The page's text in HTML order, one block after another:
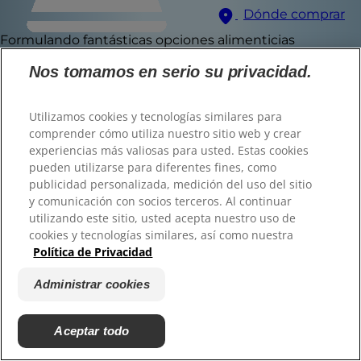
Dónde comprar
Encuentra el alimento
adecuado para tu
mascota
Formulando fantásticas opciones alimenticias
Opciones de
alimentos para
mascotas para
Estos son algunos alimentos Hill's Science Diet
que están disponibles en línea o en la tienda.
Recuerde consultar con su veterinario para una
recomendación específica.
© 2025 Hill's Pet Nutrition, Inc.
Todos los derechos reservados.
Tal y como se utiliza en el presente documento,
denota el estatus de marca registrada únicamente
en U.S.; el estatus de registro en otras zonas
geográficas puede ser diferente. El uso de este sitio
está sujeto a nuestros términos y condiciones.
Términos y condiciones
Acerca de nuestros
Nos tomamos en serio su privacidad.
Utilizamos cookies y tecnologías similares para
comprender cómo utiliza nuestro sitio web y crear
experiencias más valiosas para usted. Estas cookies
pueden utilizarse para diferentes fines, como
publicidad personalizada, medición del uso del sitio
y comunicación con socios terceros. Al continuar
utilizando este sitio, usted acepta nuestro uso de
cookies y tecnologías similares, así como nuestra
Política de Privacidad
Administrar cookies
Aceptar todo